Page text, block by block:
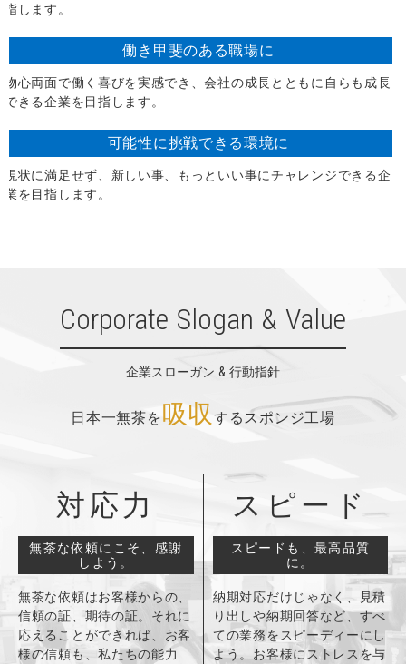
指します。
働き甲斐のある職場に
物心両面で働く喜びを実感でき、会社の成長とともに自らも成長
できる企業を目指します。
可能性に挑戦できる環境に
現状に満足せず、新しい事、もっといい事にチャレンジできる企
業を目指します。
Corporate Slogan & Value
企業スローガン & 行動指針
日本一無茶を吸収 するスポンジ工場
対応力
無茶な依頼にこそ、感謝
しよう。
無茶な依頼はお客様からの、
信頼の証、期待の証。 それに
応えることができれば、お客
様の信頼も、私たちの能力
スピード
スピードも、最高品質
に。
納期対応だけじゃなく、見積
り出しや納期回答など、すべ
ての業務をスピーディーにし
よう。お客様にストレスを与